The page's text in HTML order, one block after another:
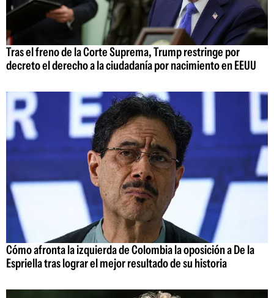
Tras el freno de la Corte Suprema, Trump restringe por
decreto el derecho a la ciudadanía por nacimiento en EEUU
Cómo afronta la izquierda de Colombia la oposición a De la
Espriella tras lograr el mejor resultado de su historia